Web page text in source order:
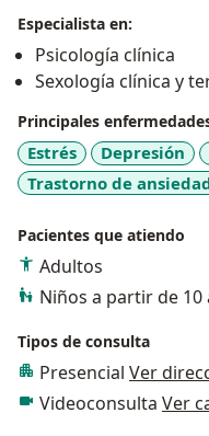
respuestas directas a
Te ofrezco el mejor
en mi experiencia y
que desde la primera
dedicado a tu proceso.
Especialista en:
Psicología clínica
Sexología clínica y
Principales
Estrés Depresión
Trastorno de
Pacientes que atiendo
Adultos
Niños a partir de 10
Tipos de consulta
Presencial Ver
Videoconsulta Ver